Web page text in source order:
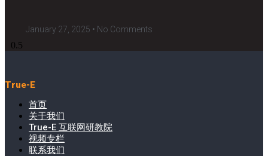
January 27, 2025 No Comments
True-E
首页
关于我们
True-E 互联网研教院
视频专栏
联系我们